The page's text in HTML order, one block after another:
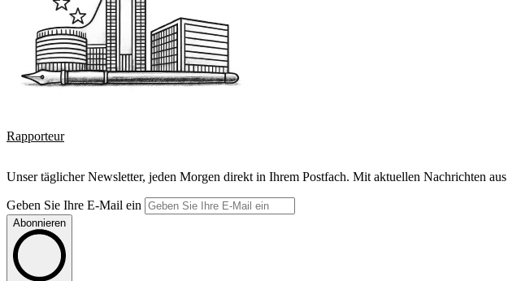
Rapporteur
Unser täglicher Newsletter, jeden Morgen direkt in Ihrem Postfach. Mit aktuellen Nachrichten
Geben Sie Ihre E-Mail ein
Abonnieren